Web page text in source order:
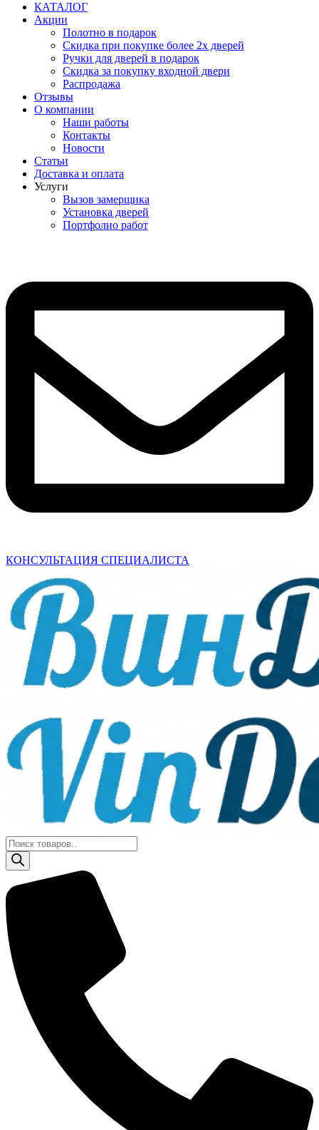
КАТАЛОГ
Акции
Полотно в подарок
Скидка при покупке более 2х дверей
Ручки для дверей в подарок
Скидка за покупку входной двери
Распродажа
Отзывы
О компании
Наши работы
Контакты
Новости
Статьи
Доставка и оплата
Услуги
Вызов замерщика
Установка дверей
Портфолио работ
КОНСУЛЬТАЦИЯ СПЕЦИАЛИСТА
Поиск
товаров